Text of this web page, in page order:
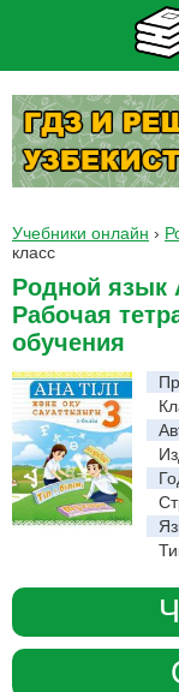
Учебники онлайн ›
класс
Родной язык
Рабочая
обучения